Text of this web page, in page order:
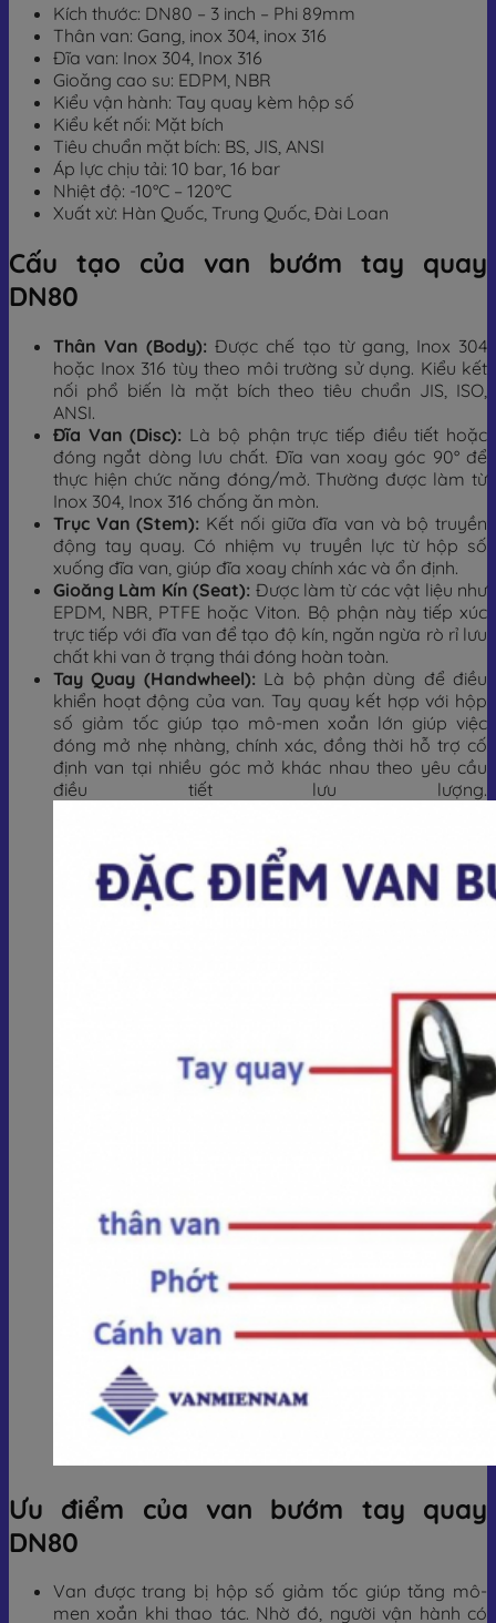
Kích thước: DN80 – 3 inch – Phi 89mm
Thân van: Gang, inox 304, inox 316
Đĩa van: Inox 304, Inox 316
Gioăng cao su: EDPM, NBR
Kiểu vận hành: Tay quay kèm hộp số
Kiểu kết nối: Mặt bích
Tiêu chuẩn mặt bích: BS, JIS, ANSI
Áp lực chịu tải: 10 bar, 16 bar
Nhiệt độ: -10°C – 120°C
Xuất xừ: Hàn Quốc, Trung Quốc, Đài Loan
Cấu tạo của van bướm tay quay
DN80
Thân Van (Body): Được chế tạo từ gang, Inox 304
hoặc Inox 316 tùy theo môi trường sử dụng. Kiểu kết
nối phổ biến là mặt bích theo tiêu chuẩn JIS, ISO,
ANSI.
Đĩa Van (Disc): Là bộ phận trực tiếp điều tiết hoặc
đóng ngắt dòng lưu chất. Đĩa van xoay góc 90° để
thực hiện chức năng đóng/mở. Thường được làm từ
Inox 304, Inox 316 chống ăn mòn.
Trục Van (Stem): Kết nối giữa đĩa van và bộ truyền
động tay quay. Có nhiệm vụ truyền lực từ hộp số
xuống đĩa van, giúp đĩa xoay chính xác và ổn định.
Gioăng Làm Kín (Seat): Được làm từ các vật liệu như
EPDM, NBR, PTFE hoặc Viton. Bộ phận này tiếp xúc
trực tiếp với đĩa van để tạo độ kín, ngăn ngừa rò rỉ lưu
chất khi van ở trạng thái đóng hoàn toàn.
Tay Quay (Handwheel): Là bộ phận dùng để điều
khiển hoạt động của van. Tay quay kết hợp với hộp
số giảm tốc giúp tạo mô-men xoắn lớn giúp việc
đóng mở nhẹ nhàng, chính xác, đồng thời hỗ trợ cố
định van tại nhiều góc mở khác nhau theo yêu cầu
điều tiết lưu lượng.
Ưu điểm của van bướm tay quay
DN80
Van được trang bị hộp số giảm tốc giúp tăng mô-
men xoắn khi thao tác. Nhờ đó, người vận hành có